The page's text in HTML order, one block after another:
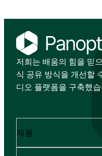
저희는 배움의 힘을 믿
식 공유 방식을 개선할
디오 플랫폼을 구축했
제품